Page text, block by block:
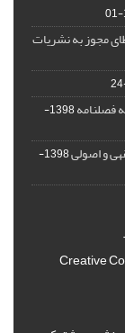
مجوز به نشریات
فصلنامه
1398-
و اصولی
1398-
Creative